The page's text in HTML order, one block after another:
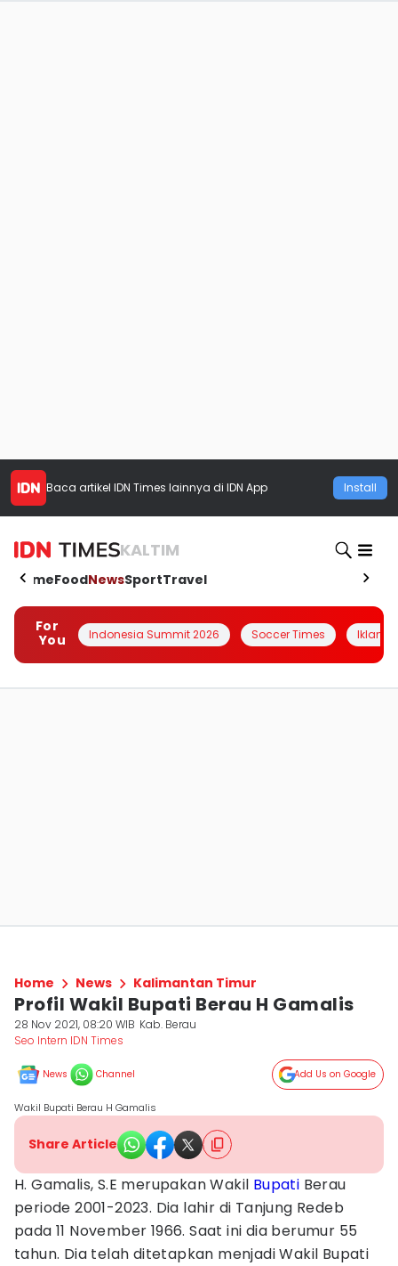
Baca artikel IDN Times lainnya di IDN App Install
KALTIM
HomeFoodNewsSportTravel
For
You
Indonesia Summit 2026 Soccer Times Iklanin
Home News Kalimantan Timur
Profil Wakil Bupati Berau H Gamalis
28 Nov 2021, 08:20 WIB Kab. Berau
Seo Intern IDN Times
News Channel Add Us on Google
Wakil Bupati Berau H Gamalis
Share Article
H. Gamalis, S.E merupakan Wakil Bupati Berau
periode 2001-2023. Dia lahir di Tanjung Redeb
pada 11 November 1966. Saat ini dia berumur 55
tahun. Dia telah ditetapkan menjadi Wakil Bupati